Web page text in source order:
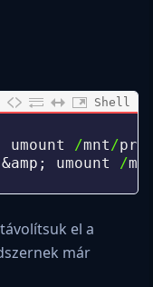
Shell
umount /mnt /
&amp; umount /
el a
már